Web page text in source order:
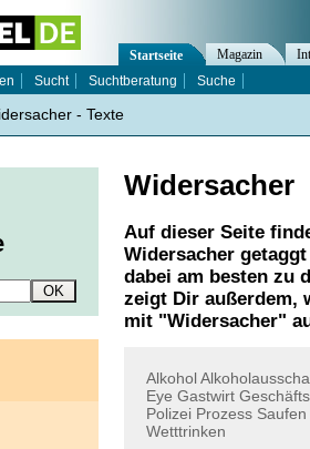
Widersacher
Auf dieser Seite
Widersacher
dabei am besten zu
zeigt Dir außerdem,
mit "Widersacher"
Alkohol
Eye Gastwirt
Polizei Prozess Saufen
Wetttrinken
Startseite Magazin
Sucht Suchtberatung Suche
- Texte